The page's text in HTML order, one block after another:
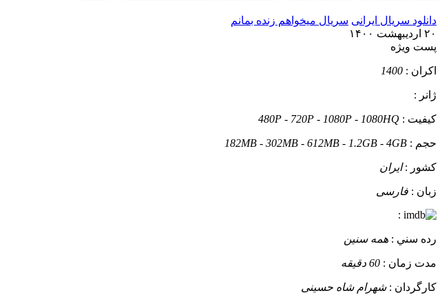
دانلود سریال ایرانی سریال میخواهم زنده بمانم
۲۰ اردیبهشت ۱۴۰۰
پست ويژه
اکران : 1400
ژانر :
کيفيت : 480P - 720P - 1080P - 1080HQ
حجم : 182MB - 302MB - 612MB - 1.2GB - 4GB
کشور :ایران
زبان : فارسی
:
رده سني : همه سنین
مدت زمان : 60 دقیقه
کارگردان :شهرام شاه حسینی